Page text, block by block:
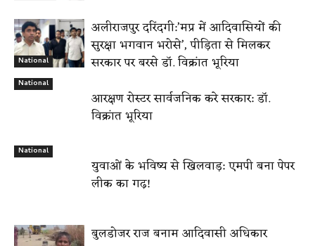
National
अलीराजपुर दरिंदगी:’मप्र में आदिवासियों की
सुरक्षा भगवान भरोसे’, पीड़िता से मिलकर
सरकार पर बरसे डॉ. विक्रांत भूरिया
National
आरक्षण रोस्टर सार्वजनिक करे सरकार: डॉ.
विक्रांत भूरिया
National
युवाओं के भविष्य से खिलवाड़: एमपी बना पेपर
लीक का गढ़!
बुलडोजर राज बनाम आदिवासी अधिकार